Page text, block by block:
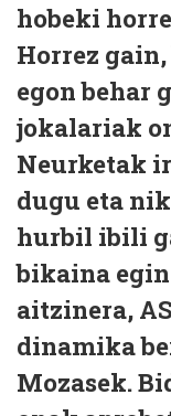
hobeki
Horrez
egon behar
jokalariak
Neurketak
dugu eta
hurbil ibili
bikaina
aitzinera,
dinamika
Mozasek.